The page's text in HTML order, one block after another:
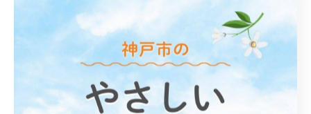
けてまいります。🐷✨
--------------------------------------------------------------------
オレンジラボ